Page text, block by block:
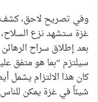
وفي تصريح لاحق، كشف
غزة ستشهد نزع
بعد إطلاق سراح
سيلتزم “بما هو متفق
كان هذا الالتزام يشمل
شيئاً في غزة يمكن